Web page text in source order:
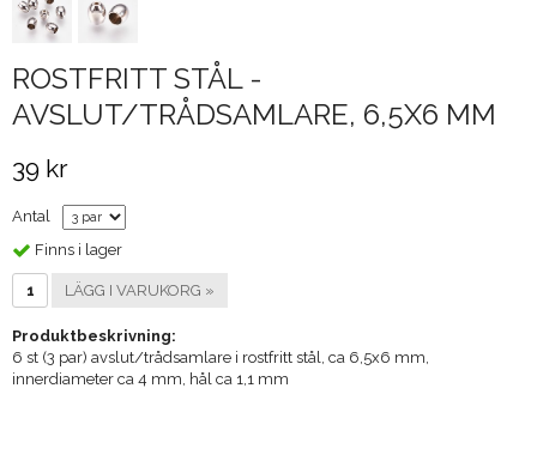
ROSTFRITT STÅL -
AVSLUT/TRÅDSAMLARE, 6,5X6 MM
39 kr
Antal
Finns i lager
LÄGG I VARUKORG »
Produktbeskrivning:
6 st (3 par) avslut/trådsamlare i rostfritt stål, ca 6,5x6 mm,
innerdiameter ca 4 mm, hål ca 1,1 mm